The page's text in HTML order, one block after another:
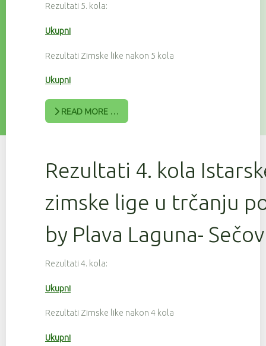
Rezultati 5. kola:
Ukupni
Rezultati Zimske like nakon 5 kola
Ukupni
READ MORE …
Rezultati 4. kola
zimske lige u trčanju
by Plava Laguna-
Rezultati 4. kola:
Ukupni
Rezultati Zimske like nakon 4 kola
Ukupni